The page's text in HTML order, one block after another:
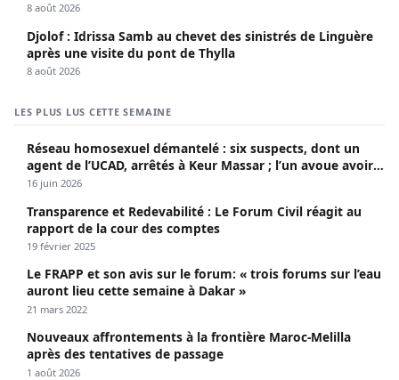
8 août 2026
Djolof : Idrissa Samb au chevet des sinistrés de Linguère
après une visite du pont de Thylla
8 août 2026
LES PLUS LUS CETTE SEMAINE
Réseau homosexuel démantelé : six suspects, dont un
agent de l’UCAD, arrêtés à Keur Massar ; l’un avoue avoir
propagé le VIH depuis 2018
16 juin 2026
Transparence et Redevabilité : Le Forum Civil réagit au
rapport de la cour des comptes
19 février 2025
Le FRAPP et son avis sur le forum: « trois forums sur l’eau
auront lieu cette semaine à Dakar »
21 mars 2022
Nouveaux affrontements à la frontière Maroc-Melilla
après des tentatives de passage
1 août 2026